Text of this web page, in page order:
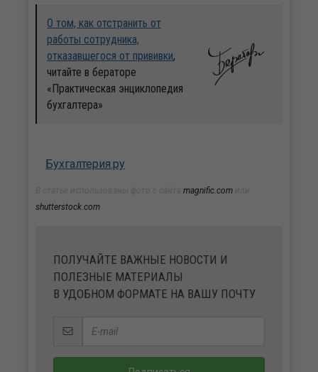
О том, как отстранить от
работы сотрудника,
отказавшегося от прививки,
читайте в бераторе
«Практическая энциклопедия
бухгалтера»
Бухгалтерия.ру
magnific.com
shutterstock.com
ПОЛУЧАЙТЕ ВАЖНЫЕ НОВОСТИ И
ПОЛЕЗНЫЕ МАТЕРИАЛЫ
В УДОБНОМ ФОРМАТЕ НА ВАШУ ПОЧТУ